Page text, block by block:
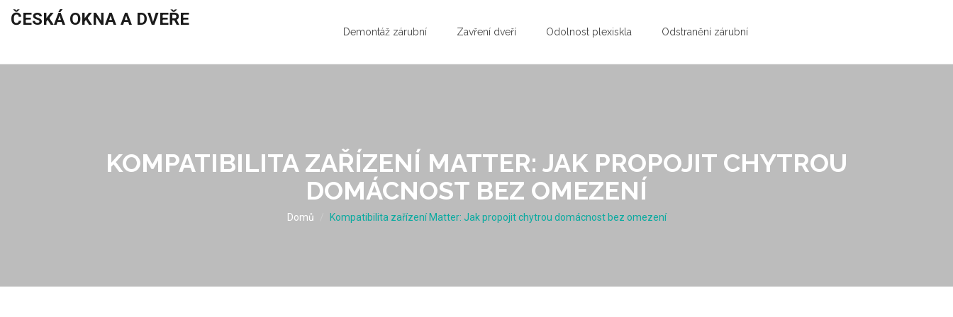
ČESKÁ OKNA A DVEŘE
Demontáž zárubní Zavření dveří Odolnost plexiskla Odstranění zárubní
KOMPATIBILITA ZAŘÍZENÍ MATTER: JAK PROPOJIT CHYTROU
DOMÁCNOST BEZ OMEZENÍ
Domů Kompatibilita zařízení Matter: Jak propojit chytrou domácnost bez omezení